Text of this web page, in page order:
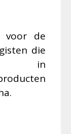
voor de
die
in